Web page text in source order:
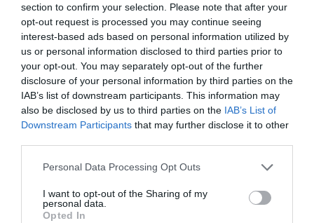
section to confirm your selection. Please note that after your
opt-out request is processed you may continue seeing
interest-based ads based on personal information utilized by
us or personal information disclosed to third parties prior to
your opt-out. You may separately opt-out of the further
disclosure of your personal information by third parties on the
IAB’s list of downstream participants. This information may
also be disclosed by us to third parties on the IAB’s List of
Downstream Participants that may further disclose it to other
Please note that this website/app uses one or more Google
not limited to your visit or usage behaviour. You may click to
grant or deny consent to Google and its third-party tags to
Personal Data Processing Opt Outs
I want to opt-out of the Sharing of my
personal data.
Opted In
borpárosítás a fogásokhoz 5200 vagy 1700 korona, az
alkoholmentes italsor pedig 1050 korona, vagyis több mint 17
ezer forint.
éttermek michelin-csillag ausztria
magyarország